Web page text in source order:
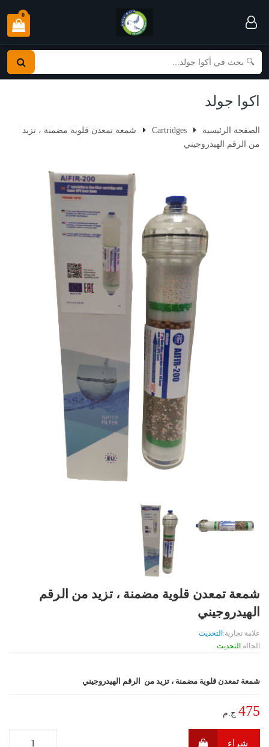
0
اكوا جولد
الصفحة الرئيسية Cartridges
شمعة تمعدن قلوية مضمنة ، تزيد
من الرقم الهيدروجيني
شمعة تمعدن قلوية مضمنة ، تزيد من الرقم
الهيدروجيني
علامة تجارية: التحديث
الحالة: التحديث
شمعة تمعدن قلوية مضمنة ، تزيد من الرقم الهيدروجيني
475 ج.م
شراء
—